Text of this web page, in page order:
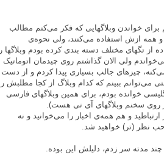
برای خواندن وبلاگهایی که فکر می‌کنم مطالب
همه ازش استفاده می‌کنند، ولی نحوه‌ی
از تگهای مختلف دسته بندی کرده بودم وبلاگها را
ولی الان گذاشتم روی چیدمان اتوماتیک
چیزهای جالب بسیاری پیدا کردم و از دست
می‌توانم ببینم که کدام وبلاگ از کجا مطلبش را
خوانده بودم، برای همین وبلاگهای فارسی
روی سخنم وبلاگهای آی تی هست).
و هم همه‌ی اخبار را می‌خوانید و نه
نظر (تر)‌ خواهید شد.
مدته سر زدم، دلیلش این بوده.